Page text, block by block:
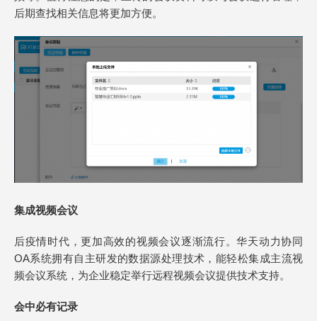
后期查找相关信息将更加方便。
集成视频会议
后疫情时代，更加高效的视频会议逐渐流行。华天动力协同
OA系统拥有自主研发的数据源处理技术，能轻松集成主流视
频会议系统，为企业稳定举行远程视频会议提供技术支持。
会中必有记录